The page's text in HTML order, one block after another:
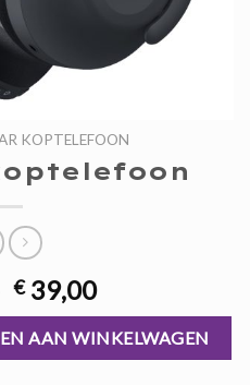
KOPTELEFOON
Oorspronkelijke
prijs
was:
€ 59,00.
€39,00Huidige
prijs
is:
€ 39,00.
AAN WINKELWAGEN